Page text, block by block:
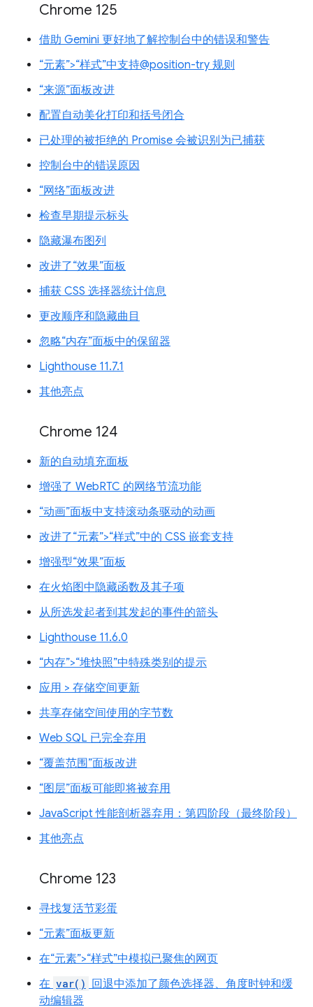
Chrome 125
借助 Gemini 更好地了解控制台中的错误和警告
“元素”>“样式”中支持@position-try 规则
“来源”面板改进
配置自动美化打印和括号闭合
已处理的被拒绝的 Promise 会被识别为已捕获
控制台中的错误原因
“网络”面板改进
检查早期提示标头
隐藏瀑布图列
改进了“效果”面板
捕获 CSS 选择器统计信息
更改顺序和隐藏曲目
忽略“内存”面板中的保留器
Lighthouse 11.7.1
其他亮点
Chrome 124
新的自动填充面板
增强了 WebRTC 的网络节流功能
“动画”面板中支持滚动条驱动的动画
改进了“元素”>“样式”中的 CSS 嵌套支持
增强型“效果”面板
在火焰图中隐藏函数及其子项
从所选发起者到其发起的事件的箭头
Lighthouse 11.6.0
“内存”>“堆快照”中特殊类别的提示
应用 > 存储空间更新
共享存储空间使用的字节数
Web SQL 已完全弃用
“覆盖范围”面板改进
“图层”面板可能即将被弃用
JavaScript 性能剖析器弃用：第四阶段（最终阶段）
其他亮点
Chrome 123
寻找复活节彩蛋
“元素”面板更新
在“元素”>“样式”中模拟已聚焦的网页
在 var() 回退中添加了颜色选择器、角度时钟和缓
动编辑器